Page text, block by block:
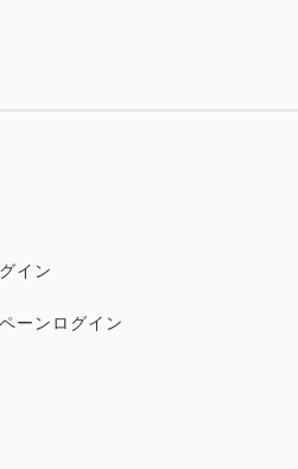
イン
ーンログイン